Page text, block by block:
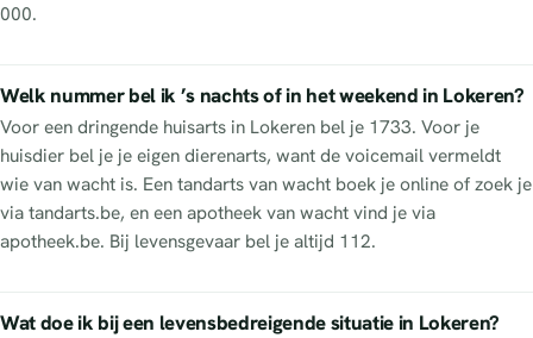
000.
Welk nummer bel ik ’s nachts of in het weekend in Lokeren?
Voor een dringende huisarts in Lokeren bel je 1733. Voor je
huisdier bel je je eigen dierenarts, want de voicemail vermeldt
wie van wacht is. Een tandarts van wacht boek je online of zoek je
via tandarts.be, en een apotheek van wacht vind je via
apotheek.be. Bij levensgevaar bel je altijd 112.
Wat doe ik bij een levensbedreigende situatie in Lokeren?